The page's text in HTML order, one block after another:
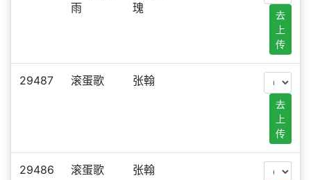
雨
瑰
去
上
传
29487 滚蛋歌 张翰
去
上
传
29486 滚蛋歌 张翰